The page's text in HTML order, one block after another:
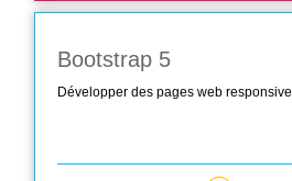
Bootstrap 5
Développer des pages web responsive